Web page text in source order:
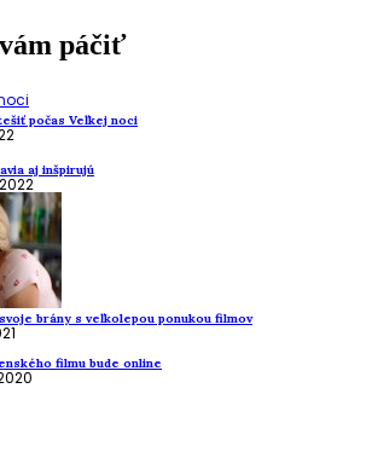
páčiť
počas Veľkej noci
aj inšpirujú
brány s veľkolepou ponukou filmov
filmu bude online